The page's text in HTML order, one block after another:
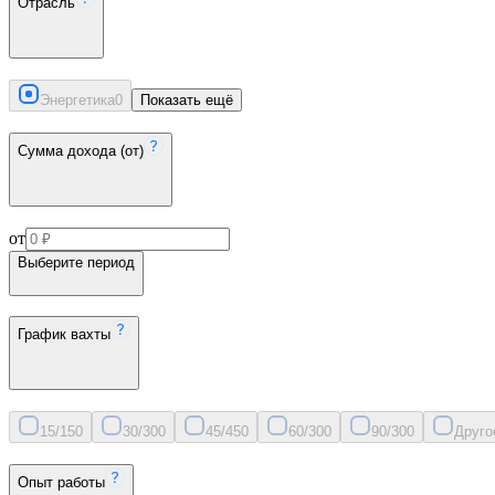
Энергетика0 Показать ещё
Сумма дохода (от)
от
Выберите период
График вахты
15/150 30/300 45/450 60/300 90/300
Опыт работы